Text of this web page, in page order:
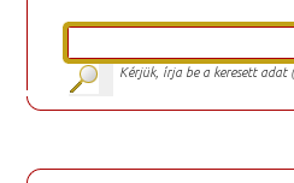
Kérjük, írja be a keresett adat